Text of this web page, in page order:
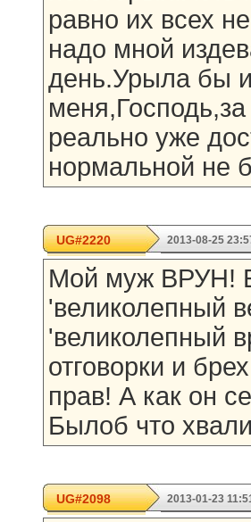
равно их всех
надо мной
день.Урыла бы
реально уже
нормальной не
UG#2220 2013-08-25
Мой муж ВРУН!
'великолепный
'великолепный
отговорки и
прав! А как он
Былоб что
UG#2098 2013-01-23